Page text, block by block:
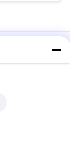
の溶接機7.5kw
イヤーPLCの塀の